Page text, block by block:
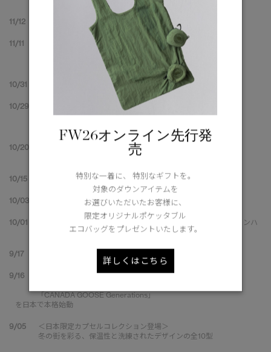
11/12 CANADA GOOSE MOVING FORWARD Starring Rola
11/11
伊勢丹新宿店 本館2階 センターパーク
ポップアップを開催。
オープンを記念し、ダウン2型を先行発売
10/31 FW25コレクション LOOK 【Vol.２】
10/29
冬の街を彩るカナダグース、
全国主要都市9拠点で
10/20
カナダグース大丸札幌店、リニューアルオープン。
上質な空間でブランドの世界観を存分に体感
10/15 日本の感性で再構築された、新たなカナダグース
10/03 FW25コレクション LOOK 【Vol.１】
10/01
最新グローバルブランドアンバサダーに許光漢（シュー・グァンハ
ン）が就任
9/17
9/16
大切な一着を次世代へ。
「CANADA GOOSE Generations」
を日本で本格始動
9/05
＜日本限定カプセルコレクション登場＞
冬の街を彩る、保温性と洗練されたデザインの全10型
FW26オンライン先行発
売
特別な一着に、 特別なギフトを。
対象のダウンアイテムを
お選びいただいたお客様に、
限定オリジナルポケッタブル
エコバッグをプレゼントいたします。
詳しくはこちら